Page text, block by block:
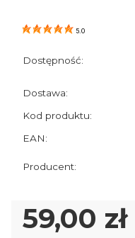
5.0
Dostępność:
Dostawa:
Kod produktu:
EAN:
Cena
59,00 zł